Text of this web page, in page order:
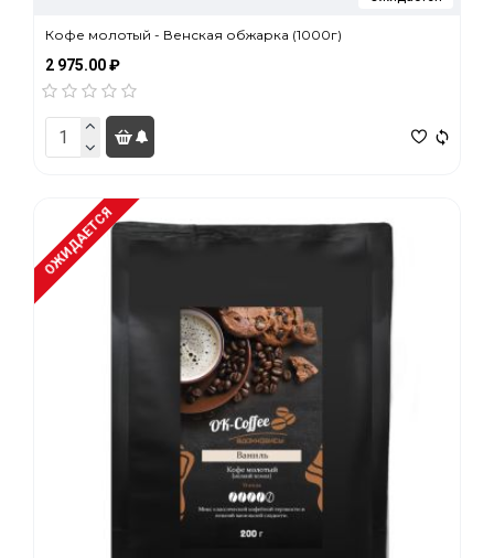
Кофе молотый - Венская обжарка (1000г)
2 975.00 ₽
ОЖИДАЕТСЯ